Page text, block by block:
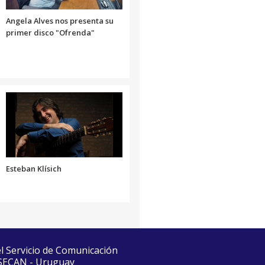
volumen.
Angela Alves nos presenta su
primer disco "Ofrenda"
Esteban Klísich
de Comunicación
- Uruguay